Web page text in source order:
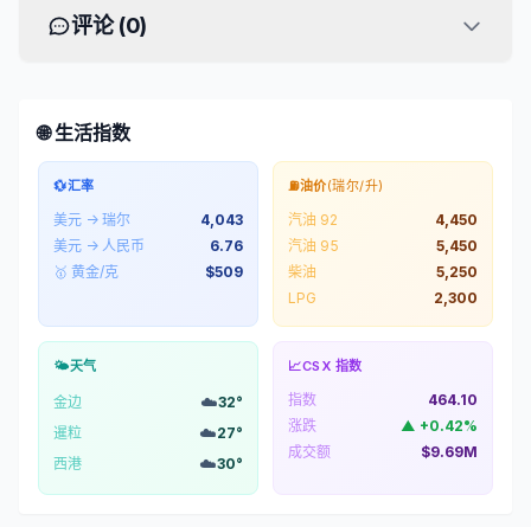
评论 (0)
🌐 生活指数
💱汇率
美元 → 瑞尔
4,043
美元 → 人民币
6.76
🥇 黄金/克
$509
⛽油价(瑞尔/升)
汽油 92
4,450
汽油 95
5,450
柴油
5,250
LPG
2,300
🌤️天气
金边 ☁️32°
暹粒
☁️27°
西港
☁️30°
📈CSX 指数
指数
464.10
涨跌
▲ +0.42%
成交额
$9.69M